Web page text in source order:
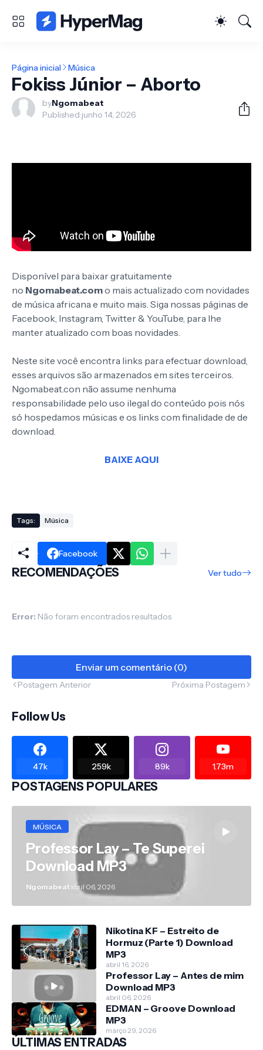
Página inicial Música
Fokiss Júnior – Aborto
byNgomabeat
Published:junho 14, 2026
Disponível para baixar gratuitamente
no Ngomabeat.como mais actualizado com novidades
de música africana e muito mais. Siga nossas páginas de
Facebook, Instagram, Twitter & YouTube, para lhe
manter atualizado com boas novidades.
Neste site você encontra links para efectuar download,
esses arquivos são armazenados em sites terceiros.
Ngomabeat.con não assume nenhuma
responsabilidade pelo uso ilegal do conteúdo pois nós
só hospedamos músicas e os links com finalidade de de
download.
BAIXE AQUI
Tags: Música
Facebook
RECOMENDAÇÕES Ver tudo
Error: Não foram encontrados resultados
Enviar um comentário (0)
Postagem Anterior Próxima Postagem
Follow Us
47k 259k 89k 1.73m
POSTAGENS POPULARES
MÚSICA
Professor Lay – Te Superei
Download MP3
Ngomabeatabril 06, 2026
Nikotina KF – Estreito de
Hormuz (Parte 1) Download
MP3
abril 16, 2026
Professor Lay – Antes de mim
Download MP3
abril 06, 2026
EDMAN – Groove Download
MP3
março 29, 2026
ÚLTIMAS ENTRADAS